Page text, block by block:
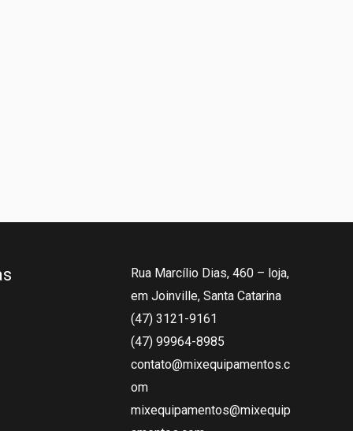
Rua Marcílio Dias, 460 – loja,
em Joinville, Santa Catarina
(47) 3121-9161
(47) 99964-8985
contato@mixequipamentos.c
om
mixequipamentos@mixequip